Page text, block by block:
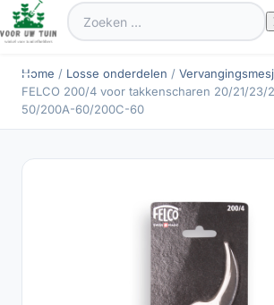
Zoeken
naar:
Home / Losse onderdelen /
FELCO 200/4 voor takkenscharen 20/21/
50/200A-60/200C-60